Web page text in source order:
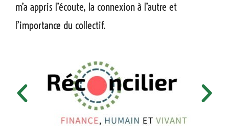
m’a appris l’écoute, la connexion à l’autre et
l’importance du collectif.